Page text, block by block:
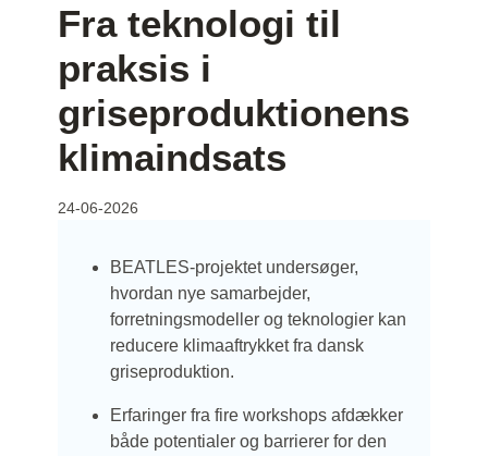
Fra teknologi til
praksis i
griseproduktionens
klimaindsats
24-06-2026
BEATLES-projektet undersøger,
hvordan nye samarbejder,
forretningsmodeller og teknologier kan
reducere klimaaftrykket fra dansk
griseproduktion.
Erfaringer fra fire workshops afdækker
både potentialer og barrierer for den